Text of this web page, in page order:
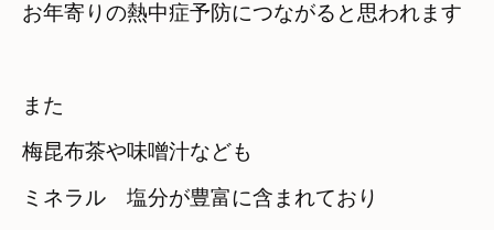
お年寄りの熱中症予防につながると思われます
また
梅昆布茶や味噌汁なども
ミネラル　塩分が豊富に含まれており